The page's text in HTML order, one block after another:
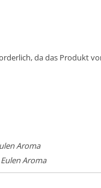
da das Produkt
Aroma
Aroma